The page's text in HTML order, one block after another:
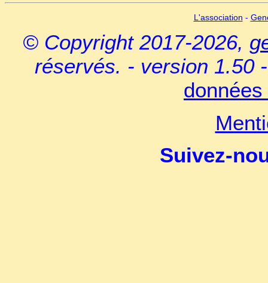
L'association -
© Copyright 2017-2026,
réservés. - version 1.50
Suivez-